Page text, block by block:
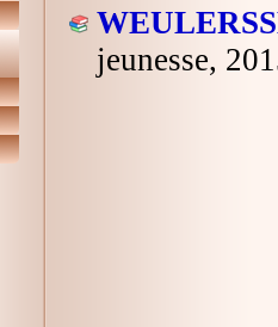
jeunesse,